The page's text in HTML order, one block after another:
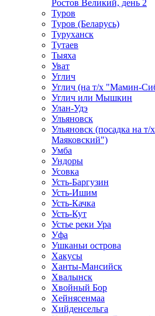
Ростов Великий, день 2
Туров
Туров (Беларусь)
Туруханск
Тутаев
Тыяха
Уват
Углич
Углич (на т/х "Мамин-
Углич или Мышкин
Улан-Удэ
Ульяновск
Ульяновск (посадка на
Маяковский")
Умба
Ундоры
Усовка
Усть-Баргузин
Усть-Ишим
Усть-Качка
Усть-Кут
Устье реки Ура
Уфа
Ушканьи острова
Хакусы
Ханты-Мансийск
Хвалынск
Хвойный Бор
Хейнясенмаа
Хийденсельга